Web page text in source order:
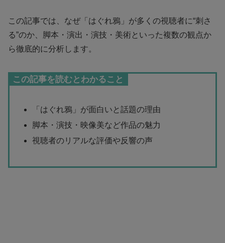
この記事では、なぜ「はぐれ鴉」が多くの視聴者に“刺さ
る”のか、脚本・演出・演技・美術といった複数の観点か
ら徹底的に分析します。
この記事を読むとわかること
「はぐれ鴉」が面白いと話題の理由
脚本・演技・映像美など作品の魅力
視聴者のリアルな評価や反響の声